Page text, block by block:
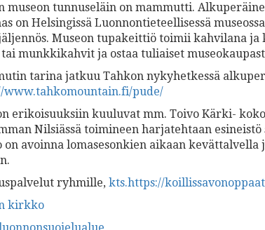
museon tunnuseläin on mammutti.
on Helsingissä Luonnontieteellisessä
Museon tupakeittiö toimii kahvilana
munkkikahvit ja ostaa tuliaiset
tarina jatkuu Tahkon nykyhetkessä
www.tahkomountain.fi/pude/
erikoisuuksiin kuuluvat mm. Toivo Kärki-
Nilsiässä toimineen harjatehtaan
on avoinna lomasesonkien aikaan
ryhmille, kts.https://
kirkko